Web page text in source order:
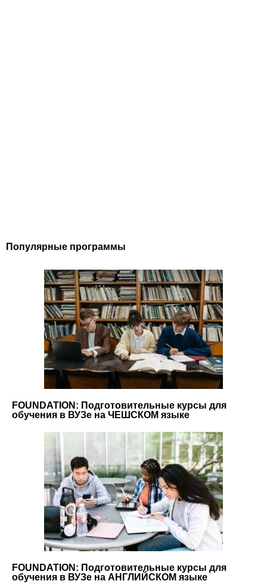
Популярные программы
FOUNDATION: Подготовительные курсы для
обучения в ВУЗе на ЧЕШСКОМ языке
FOUNDATION: Подготовительные курсы для
обучения в ВУЗе на АНГЛИЙСКОМ языке